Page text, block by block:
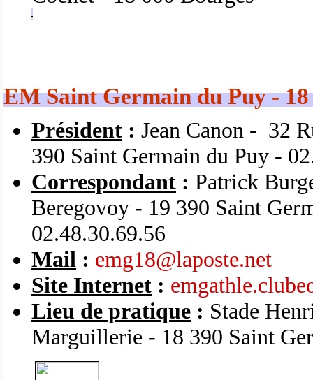
EM Saint Germain du Puy - 18
Président : Jean Canon - 32
390 Saint Germain du Puy -
Correspondant : Patrick
Beregovoy - 19 390 Saint
02.48.30.69.56
Mail : emg18@laposte.net
Site Internet :
Lieu de pratique : Stade
Marguillerie - 18 390 Saint